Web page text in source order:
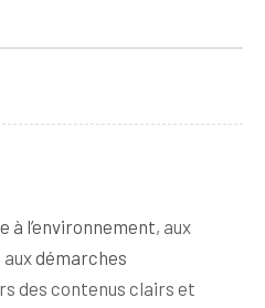
l’environnement, aux
démarches
des contenus clairs et